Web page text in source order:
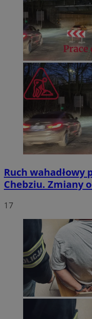
Ruch
Chebziu. Zmiany
17